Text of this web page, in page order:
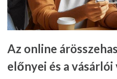
Az online
előnyei és a